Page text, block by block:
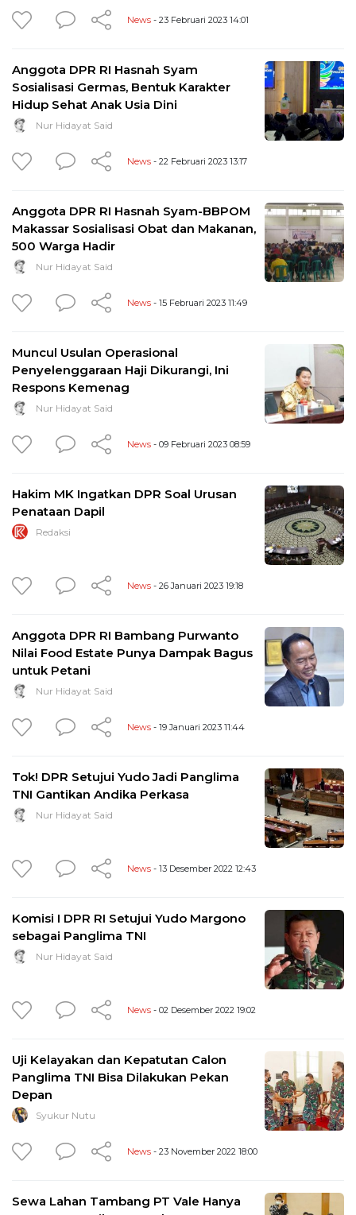
News - 23 Februari 2023 14:01
Anggota DPR RI Hasnah Syam
Sosialisasi Germas, Bentuk Karakter
Hidup Sehat Anak Usia Dini
Nur Hidayat Said
News - 22 Februari 2023 13:17
Anggota DPR RI Hasnah Syam-BBPOM
Makassar Sosialisasi Obat dan Makanan,
500 Warga Hadir
Nur Hidayat Said
News - 15 Februari 2023 11:49
Muncul Usulan Operasional
Penyelenggaraan Haji Dikurangi, Ini
Respons Kemenag
Nur Hidayat Said
News - 09 Februari 2023 08:59
Hakim MK Ingatkan DPR Soal Urusan
Penataan Dapil
Redaksi
News - 26 Januari 2023 19:18
Anggota DPR RI Bambang Purwanto
Nilai Food Estate Punya Dampak Bagus
untuk Petani
Nur Hidayat Said
News - 19 Januari 2023 11:44
Tok! DPR Setujui Yudo Jadi Panglima
TNI Gantikan Andika Perkasa
Nur Hidayat Said
News - 13 Desember 2022 12:43
Komisi I DPR RI Setujui Yudo Margono
sebagai Panglima TNI
Nur Hidayat Said
News - 02 Desember 2022 19:02
Uji Kelayakan dan Kepatutan Calon
Panglima TNI Bisa Dilakukan Pekan
Depan
Syukur Nutu
News - 23 November 2022 18:00
Sewa Lahan Tambang PT Vale Hanya